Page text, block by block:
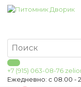
+7 (915) 063-08-76
Ежедневно: с 08.00 -